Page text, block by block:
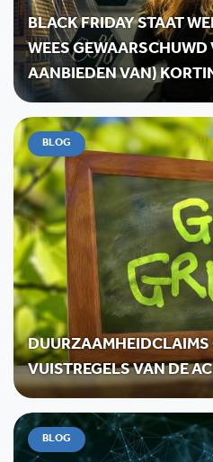
BLACK FRIDAY STAAT
WEES GEWAARSCHUWD
AANBIEDEN VAN)
BLOG
DUURZAAMHEIDCLAIMS
VUISTREGELS VAN DE
BLOG